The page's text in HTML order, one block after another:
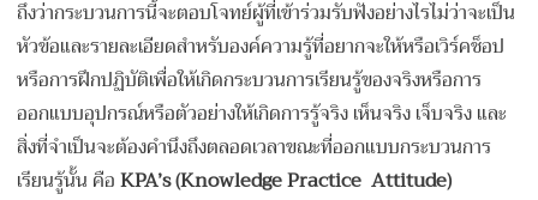
ถึงว่ากระบวนการนี้จะตอบโจทย์ผู้ที่เข้าร่วมรับฟังอย่างไรไม่ว่าจะเป็น
หัวข้อและรายละเอียดสำหรับองค์ความรู้ที่อยากจะให้หรือเวิร์คช็อป
หรือการฝึกปฏิบัติเพื่อให้เกิดกระบวนการเรียนรู้ของจริงหรือการ
ออกแบบอุปกรณ์หรือตัวอย่างให้เกิดการรู้จริง เห็นจริง เจ็บจริง และ
สิ่งที่จำเป็นจะต้องคำนึงถึงตลอดเวลาขณะที่ออกแบบกระบวนการ
เรียนรู้นั้น คือKPA’s (Knowledge Practice Attitude)